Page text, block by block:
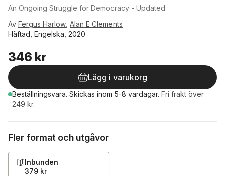
An Ongoing Struggle for Democracy - Updated
Av Fergus Harlow Alan E Clements
Häftad, Engelska, 2020
346 kr
Lägg i varukorg
Beställningsvara. Skickas inom 5-8 vardagar. Fri frakt över
249 kr.
Fler format och utgåvor
Inbunden
379 kr